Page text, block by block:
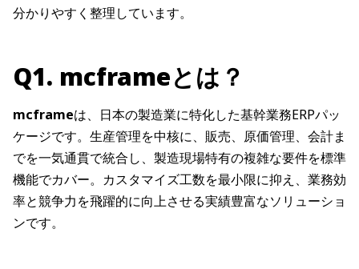
分かりやすく整理しています。
Q1. mcframeとは？
mcframeは、日本の製造業に特化した基幹業務ERPパッ
ケージです。生産管理を中核に、販売、原価管理、会計ま
でを一気通貫で統合し、製造現場特有の複雑な要件を標準
機能でカバー。カスタマイズ工数を最小限に抑え、業務効
率と競争力を飛躍的に向上させる実績豊富なソリューショ
ンです。